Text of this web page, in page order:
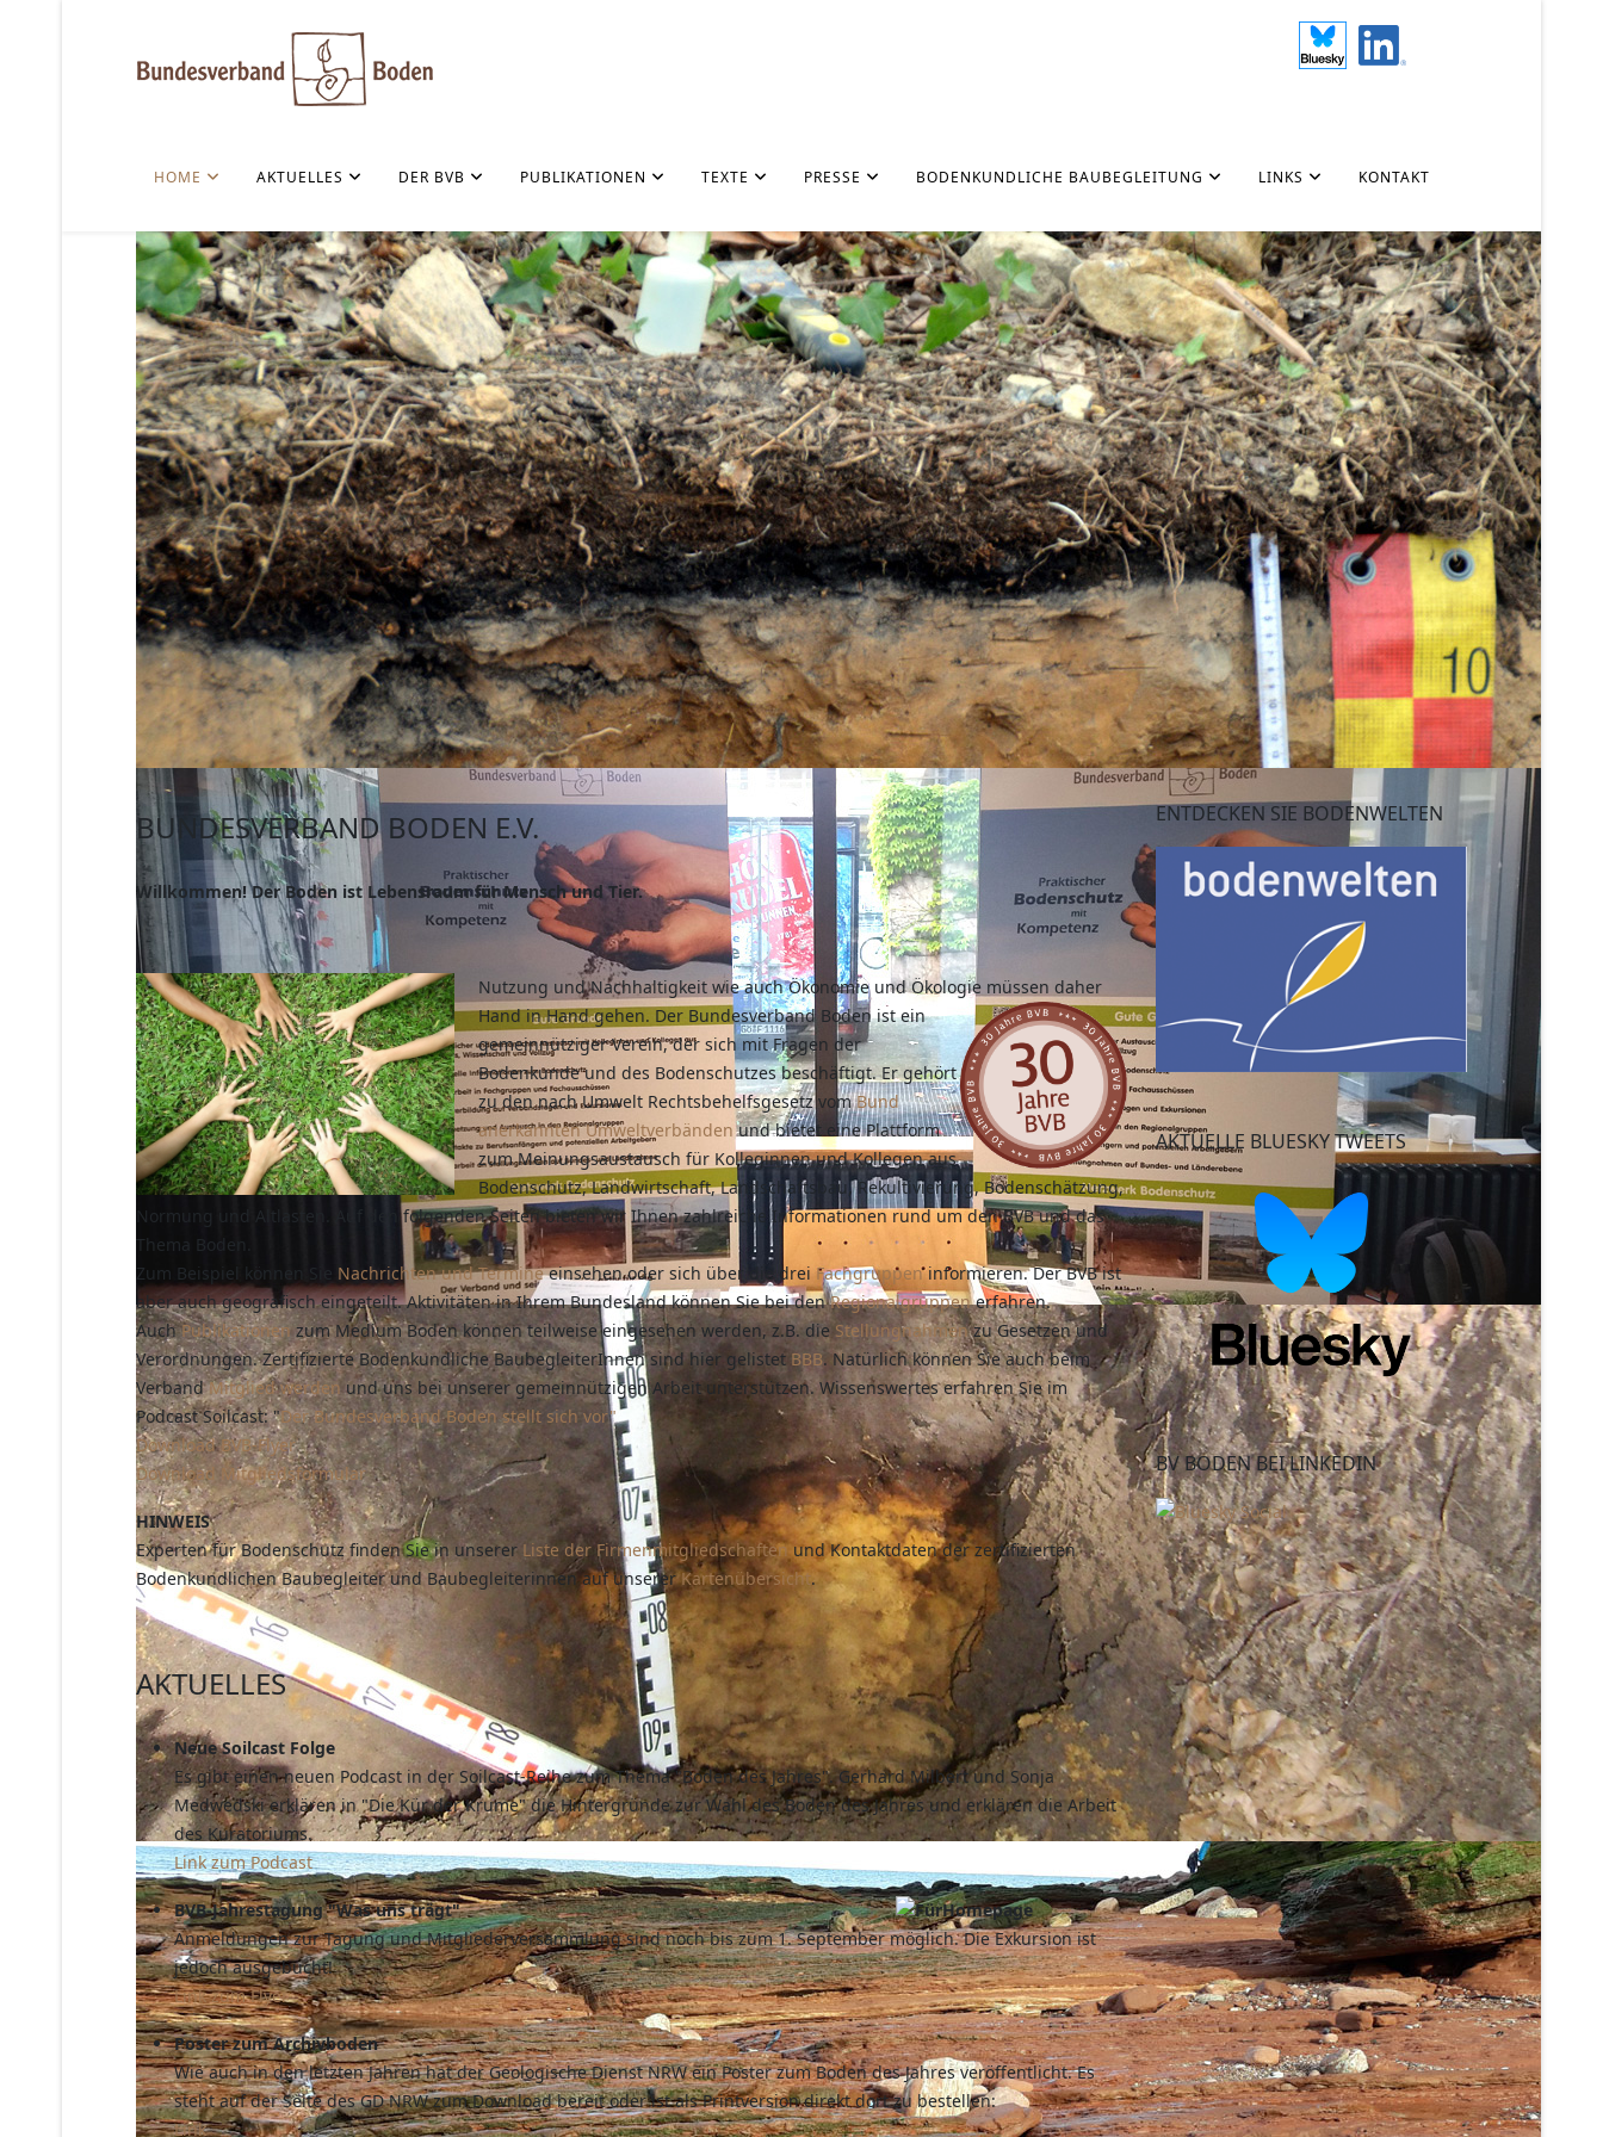
HOME AKTUELLES DER BVB PUBLIKATIONEN TEXTE PRESSE BODENKUNDLICHE BAUBEGLEITUNG LINKS KONTAKT
BUNDESVERBAND BODEN E.V.
Willkommen! Der Boden ist Lebensraum für Mensch und Tier.
Nutzung und Nachhaltigkeit wie auch Ökonomie und Ökologie müssen daher
Hand inHand gehen. Der Bundesverband Boden ist ein
gemeinnütziger Verein, der sich mit Fragen der
Bodenkunde und des Bodenschutzes beschäftigt. Er gehört
zu den nach Umwelt Rechtsbehelfsgesetz vomBund
anerkannten Umweltverbändenund bietet eine Plattform
zum Meinungsaustausch für Kolleginnen und Kollegen aus
Bodenschutz, Landwirtschaft, Landschaftsbau, Rekultivierung, Bodenschätzung,
Normung und Altlasten. Auf den folgenden Seiten bieten wir Ihnen zahlreiche Informationen rund um den BVB und das
Thema Boden.
Zum Beispiel können Sie Nachrichten und Termineeinsehen oder sich über die dreiFachgruppeninformieren. Der BVB ist
aber auch geografisch eingeteilt. Aktivitäten in Ihrem Bundesland können Sie bei denRegionalgruppenerfahren.
AuchPublikationenzum Medium Boden können teilweise eingesehen werden, z.B. dieStellungnahmenzu Gesetzen und
Verordnungen. Zertifizierte Bodenkundliche BaubegleiterInnen sind hier gelistet BBB. Natürlich können Sie auch beim
VerbandMitglied werden und uns bei unserer gemeinnützigen Arbeit unterstützen. Wissenswertes erfahren Sie im
Podcast Soilcast: "Der Bundesverband Boden stellt sich vor"
Download BVB-Flyer
Download Mitgliedsformular
HINWEIS
Experten für Bodenschutz finden Sie in unserer Liste der Firmenmitgliedschaften und Kontaktdaten der zertifizierten
Bodenkundlichen Baubegleiter und Baubegleiterinnen auf unsererKartenübersicht.
AKTUELLES
Neue Soilcast Folge
Es gibt einen neuen Podcast in der Soilcast-Reihe zum Thema "Boden des Jahres". Gerhard Milbert und Sonja
Medwedski erklären in "Die Kür der Krume" die Hintergründe zur Wahl des Boden des Jahres und erklären die Arbeit
des Kuratoriums.
Link zum Podcast
BVB-Jahrestagung "Was uns trägt"
Anmeldungen zur Tagung und Mitgliederversammlung sind noch bis zum 1. September möglich. Die Exkursion ist
jedoch ausgebucht!
Link zum Flyer
Poster zum Archivboden
Wie auch in den letzten Jahren hat der Geologische Dienst NRW ein Poster zum Boden des Jahres veröffentlicht. Es
steht auf der Seite des GD NRW zum Download bereit oder ist als Printversion direkt dort zu bestellen:
Link
ENTDECKEN SIE BODENWELTEN
AKTUELLE BLUESKY TWEETS
BV BODEN BEI LINKEDIN